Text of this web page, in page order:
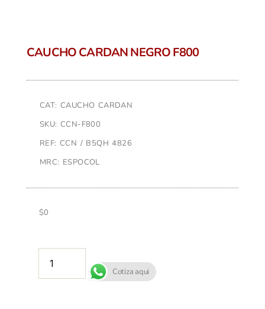
CAUCHO CARDAN NEGRO F800
CAT: CAUCHO CARDAN
SKU: CCN-F800
REF: CCN / B5QH 4826
MRC: ESPOCOL
$0
Cotiza aqui